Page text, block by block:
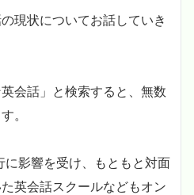
現状についてお話していき
会話」と検索すると、無数
。
影響を受け、もともと対面
英会話スクールなどもオン